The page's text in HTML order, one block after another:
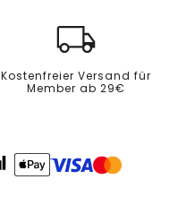
Kostenfreier Versand für
Member ab 29€